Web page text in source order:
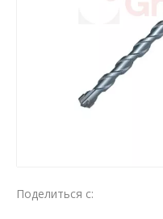
Поделиться с: